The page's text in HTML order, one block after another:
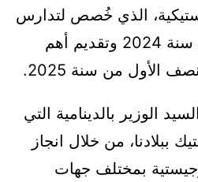
الذي خُصص لتدارس
حسابات الوكالة برسم سنة 2024 وتقديم أهم
الأول من سنة 2025.
الوزير بالدينامية التي
ببلادنا، من خلال انجاز
بمختلف جهات